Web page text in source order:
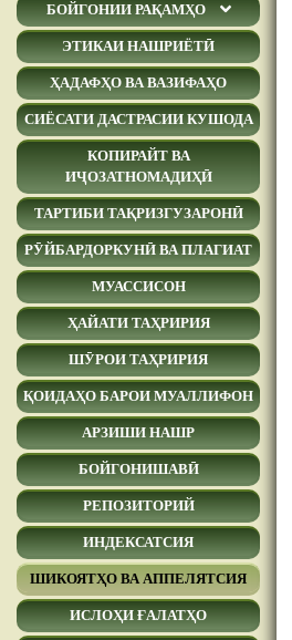
БОЙГОНИИ РАҚАМҲО
ЭТИКАИ НАШРИЁТӢ
ҲАДАФҲО ВА ВАЗИФАҲО
СИЁСАТИ ДАСТРАСИИ КУШОДА
КОПИРАЙТ ВА
ИҶОЗАТНОМАДИҲӢ
ТАРТИБИ ТАҚРИЗГУЗАРОНӢ
РӮЙБАРДОРКУНӢ ВА ПЛАГИАТ
МУАССИСОН
ҲАЙАТИ ТАҲРИРИЯ
ШӮРОИ ТАҲРИРИЯ
ҚОИДАҲО БАРОИ МУАЛЛИФОН
АРЗИШИ НАШР
БОЙГОНИШАВӢ
РЕПОЗИТОРИЙ
ИНДЕКСАТСИЯ
ШИКОЯТҲО ВА АППЕЛЯТСИЯ
ИСЛОҲИ ҒАЛАТҲО